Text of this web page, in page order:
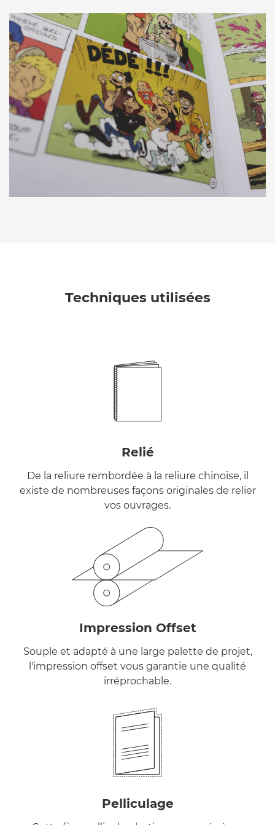
Techniques utilisées
Relié
De la reliure rembordée à la reliure chinoise, il
existe de nombreuses façons originales de relier
vos ouvrages.
Impression Offset
Souple et adapté à une large palette de projet,
l'impression offset vous garantie une qualité
irréprochable.
Pelliculage